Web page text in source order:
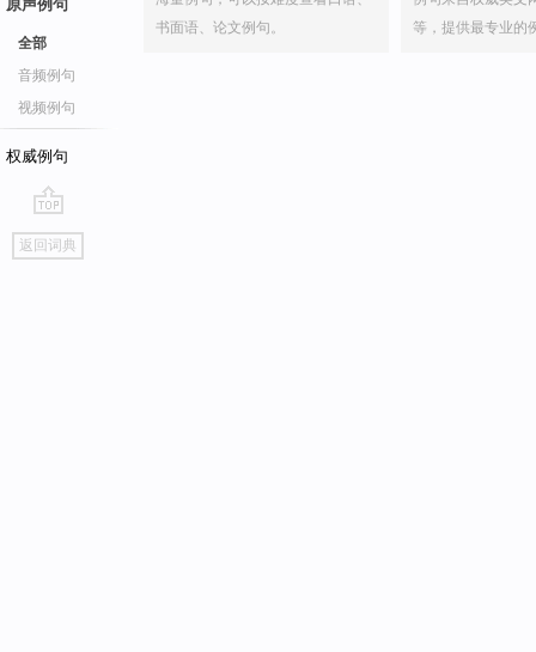
原声例句
全部
音频例句
视频例句
权威例句
go
top
返回词典
书面语、论文例句。
等，提供最专业的